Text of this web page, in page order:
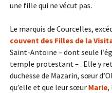
une fille qui ne vécut pas.
Le marquis de Courcelles,
couvent des Filles de la
Saint-Antoine – dont seule
temple protestant – . Elle y
duchesse de Mazarin, sœur
qu’elle et que leur sœur Marie,